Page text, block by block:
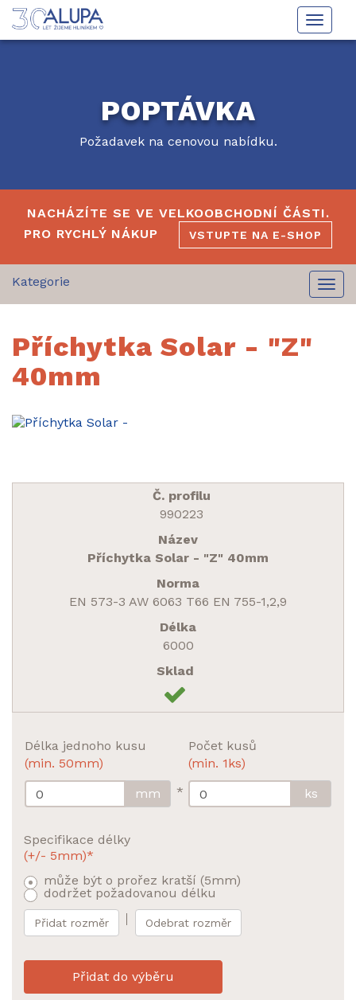
Toggle
POPTÁVKA
Požadavek na cenovou nabídku.
NACHÁZÍTE SE VE VELKOOBCHODNÍ ČÁSTI.
PRO RYCHLÝ NÁKUP
VSTUPTE NA E-SHOP
Příchytka Solar - "Z"
40mm
990223
Příchytka Solar - "Z" 40mm
EN 573-3 AW 6063 T66 EN 755-1,2,9
6000
Délka jednoho kusu
(min. 50mm)
mm
*
Počet kusů
(min. 1ks)
ks
Specifikace délky
(+/- 5mm)*
může být o prořez kratší (5mm)
dodržet požadovanou délku
Přidat rozměr Odebrat rozměr
Přidat do výběru